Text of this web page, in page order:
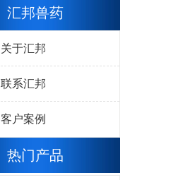
汇邦兽药
关于汇邦
联系汇邦
客户案例
热门产品